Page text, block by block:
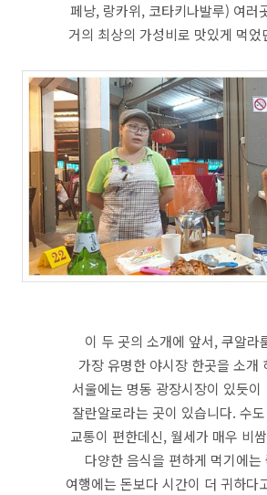
페낭, 랑카위, 코타키나발루) 여러
거의 최상의 가성비로 맛있게 먹었
이 두 곳의 소개에 앞서, 쿠알라
가장 유명한 야시장 한곳을 소개
서울에는 명동 광장시장이 있듯
잘란알로라는 곳이 있습니다. 수
교통이 편한데신, 월세가 매우 비
다양한 음식을 편하게 먹기에는
여행에는 돈보다 시간이 더 귀하다